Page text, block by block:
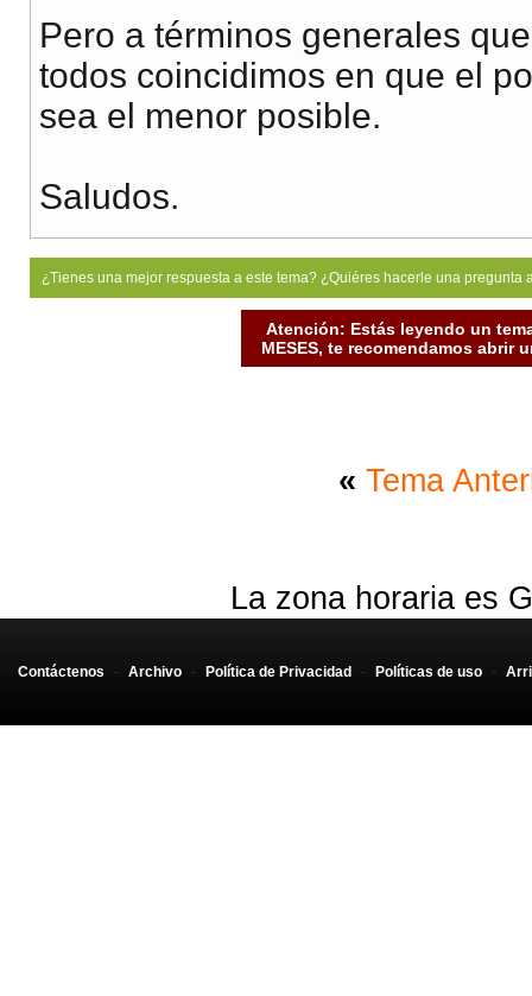
Pero a términos generales
todos coincidimos en que el
sea el menor posible.
Saludos.
¿Tienes una mejor respuesta a este tema? ¿Quiéres hacerle una
Atención: Estás leyendo un
MESES, te recomendamos abrir
« Tema
La zona horaria es
Contáctenos - Archivo - Política de Privacidad - Políticas de uso -